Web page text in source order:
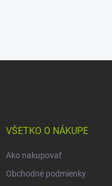
VŠETKO O NÁKUPE
Ako nakupovať
Obchodné podmienky